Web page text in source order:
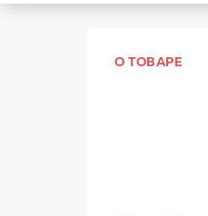
О ТОВАРЕ